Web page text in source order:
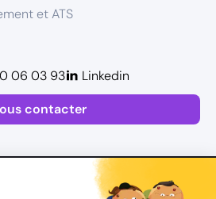
et ATS
contacter
06 03 93 Linkedin